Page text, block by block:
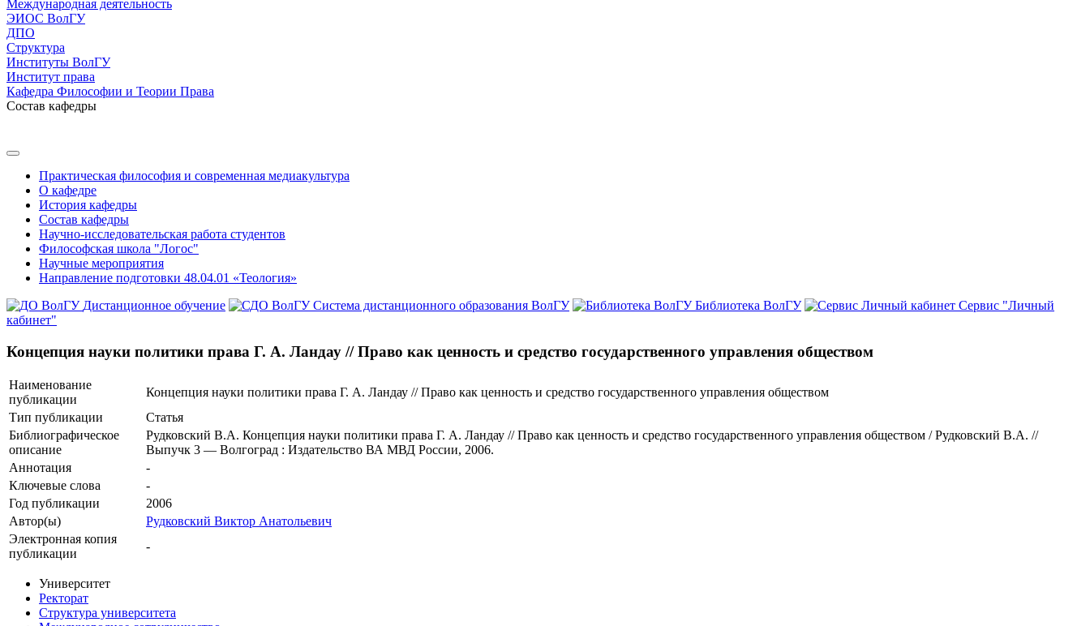
Международная деятельность
ЭИОС ВолГУ
ДПО
Структура
Институты ВолГУ
Институт права
Кафедра Философии и Теории Права
Состав кафедры
Практическая философия и современная медиакультура
О кафедре
История кафедры
Состав кафедры
Научно-исследовательская работа студентов
Философская школа "Логос"
Научные мероприятия
Направление подготовки 48.04.01 «Теология»
Дистанционное обучение
Система дистанционного образования ВолГУ Библиотека ВолГУ
Сервис "Личный
кабинет"
Концепция науки политики права Г. А. Ландау // Право как ценность и средство государственного управления обществом
Наименование
публикации
Концепция науки политики права Г. А. Ландау // Право как ценность и средство государственного управления обществом
Тип публикации
Статья
Библиографическое
описание
Рудковский В.А. Концепция науки политики права Г. А. Ландау // Право как ценность и средство государственного управления обществом / Рудковский В.А. //
Выпучк 3 — Волгоград : Издательство ВА МВД России, 2006.
Аннотация
-
Ключевые cлова
-
Год публикации
2006
Автор(ы)
Рудковский Виктор Анатольевич
Электронная копия
публикации
-
Университет
Ректорат
Структура университета